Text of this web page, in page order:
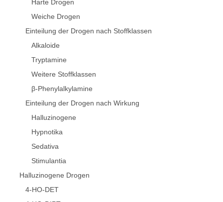
Harte Drogen
Weiche Drogen
Einteilung der Drogen nach Stoffklassen
Alkaloide
Tryptamine
Weitere Stoffklassen
β-Phenylalkylamine
Einteilung der Drogen nach Wirkung
Halluzinogene
Hypnotika
Sedativa
Stimulantia
Halluzinogene Drogen
4-HO-DET